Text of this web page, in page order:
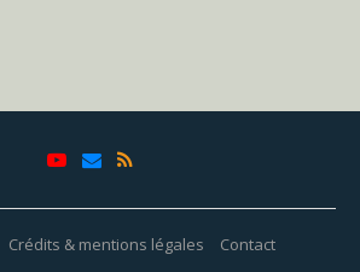
Crédits & mentions légales Contact